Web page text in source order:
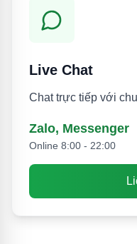
Live Chat
Chat trực tiếp với
Zalo, Messenger
Online 8:00 - 22:00